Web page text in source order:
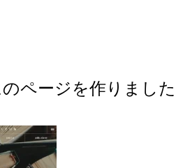
ページを作りました